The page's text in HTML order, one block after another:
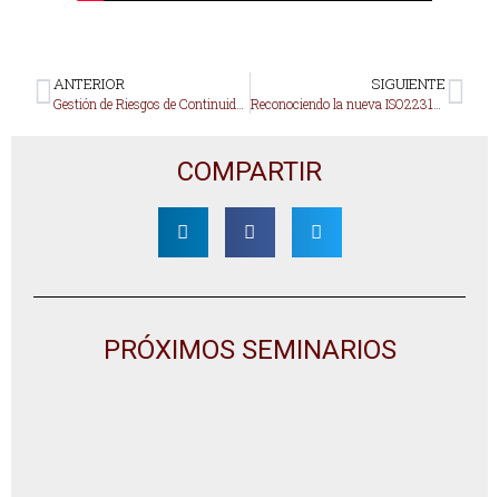
ANTERIOR
Gestión de Riesgos de Continuidad del Negocio basado en ISO 31000
SIGUIENTE
Reconociendo la nueva ISO22317: Guidelines for business impact analysis (BIA)
COMPARTIR
PRÓXIMOS SEMINARIOS